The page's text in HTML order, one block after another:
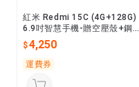
紅米 Redmi 15C (4G+128G)
6.9吋智慧手機-贈空壓殼+鋼化
保貼+掛繩+韓版收納包+手機
支架+奈米噴劑
4,250
運費券